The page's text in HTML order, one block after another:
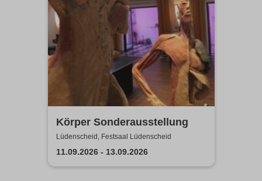
Körper Sonderausstellung
Lüdenscheid, Festsaal Lüdenscheid
11.09.2026 - 13.09.2026